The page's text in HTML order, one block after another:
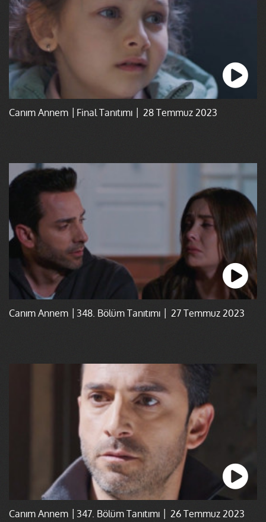
Canım Annem │Final Tanıtımı │ 28 Temmuz 2023
Canım Annem │348. Bölüm Tanıtımı │ 27 Temmuz 2023
Canım Annem │347. Bölüm Tanıtımı │ 26 Temmuz 2023